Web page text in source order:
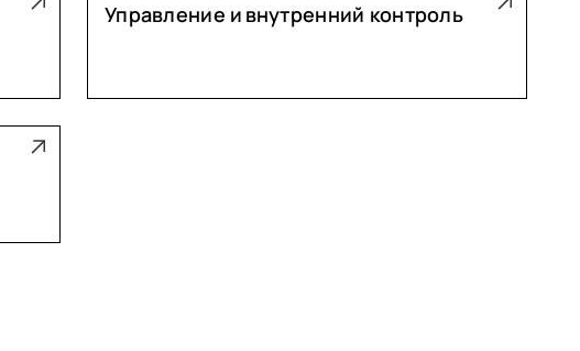
Управление и внутренний контроль